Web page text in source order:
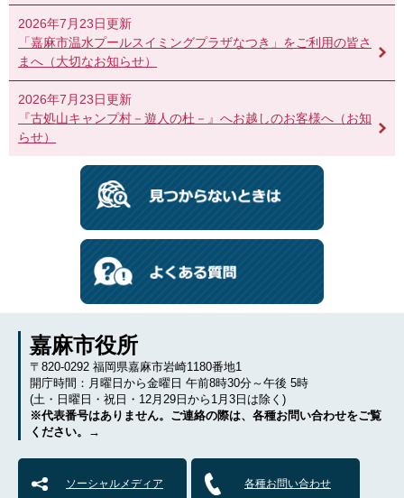
2026年7月23日更新
「嘉麻市温水プールスイミングプラザなつき」をご利用の皆さ
まへ（大切なお知らせ）
2026年7月23日更新
『古処山キャンプ村－遊人の杜－』へお越しのお客様へ（お知
らせ）
嘉麻市役所
〒820-0292 福岡県嘉麻市岩崎1180番地1
開庁時間：月曜日から金曜日 午前8時30分～午後 5時
(土・日曜日・祝日・12月29日から1月3日は除く)
※代表番号はありません。ご連絡の際は、各種お問い合わせをご覧
ください。→
ソーシャルメディア 各種お問い合わせ